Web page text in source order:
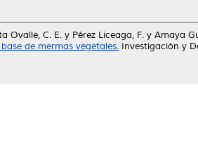
Ovalle, C. E. y Pérez Liceaga, F. y Amaya
de mermas vegetales. Investigación y